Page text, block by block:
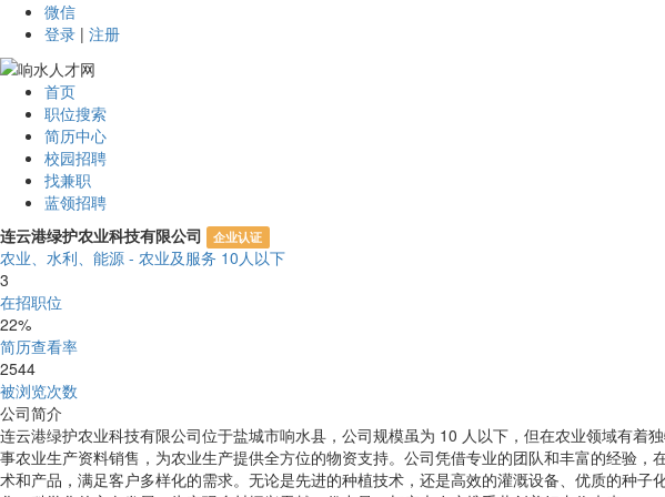
微信
登录 | 注册
首页
职位搜索
简历中心
校园招聘
找兼职
蓝领招聘
连云港绿护农业科技有限公司
企业认证
农业、水利、能源 - 农业及服务 10人以下
3
在招职位
22%
简历查看率
2544
被浏览次数
公司简介
连云港绿护农业科技有限公司位于盐城市响水县，公司规模虽为 10 人以下，但在农业领域有
事农业生产资料销售，为农业生产提供全方位的物资支持。公司凭借专业的团队和丰富的经验
术和产品，满足客户多样化的需求。无论是先进的种植技术，还是高效的灌溉设备、优质的种